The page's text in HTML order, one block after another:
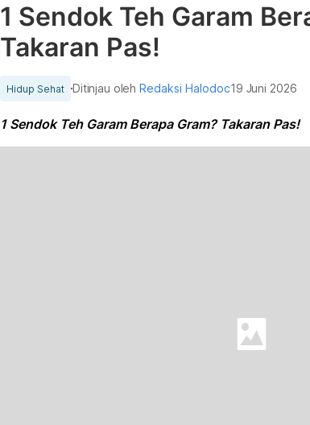
1 Sendok Teh Garam
Takaran Pas!
Hidup Sehat Ditinjau olehRedaksi Halodoc19 Juni 2026
1 Sendok Teh Garam Berapa Gram? Takaran Pas!